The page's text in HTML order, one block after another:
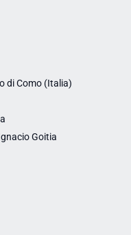
di Como (Italia)
Goitia